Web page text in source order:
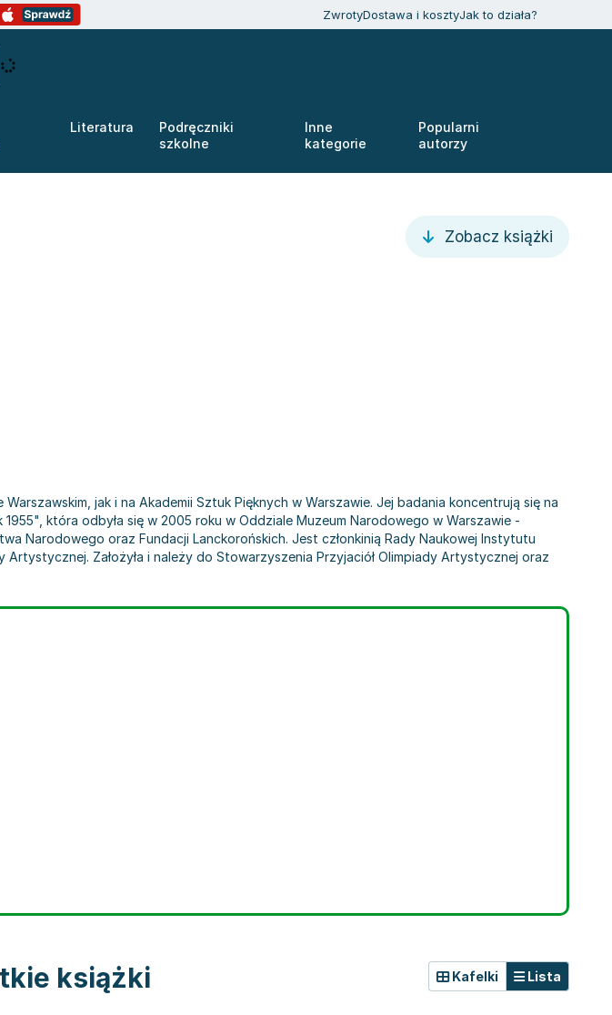
ZwrotyDostawa i kosztyJak to działa?
Literatura
Podręczniki
szkolne
Inne
kategorie
Popularni
autorzy
Zobacz książki
jak i na Akademii Sztuk Pięknych w Warszawie. Jej badania koncentrują się na
która odbyła się w 2005 roku w Oddziale Muzeum Narodowego w Warszawie -
Narodowego oraz Fundacji Lanckorońskich. Jest członkinią Rady Naukowej Instytutu
Założyła i należy do Stowarzyszenia Przyjaciół Olimpiady Artystycznej oraz
książki Kafelki Lista